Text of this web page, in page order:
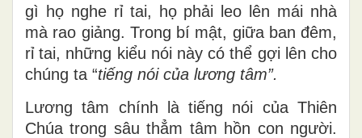
gì họ nghe rỉ tai, họ phải leo lên mái nhà
mà rao giảng. Trong bí mật, giữa ban đêm,
rỉ tai, những kiểu nói này có thể gợi lên cho
chúng ta “tiếng nói của lương tâm”.
Lương tâm chính là tiếng nói của Thiên
Chúa trong sâu thẳm tâm hồn con người.